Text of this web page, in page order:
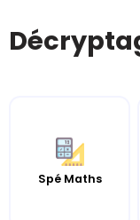
Spé Maths